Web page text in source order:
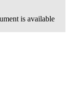
is available